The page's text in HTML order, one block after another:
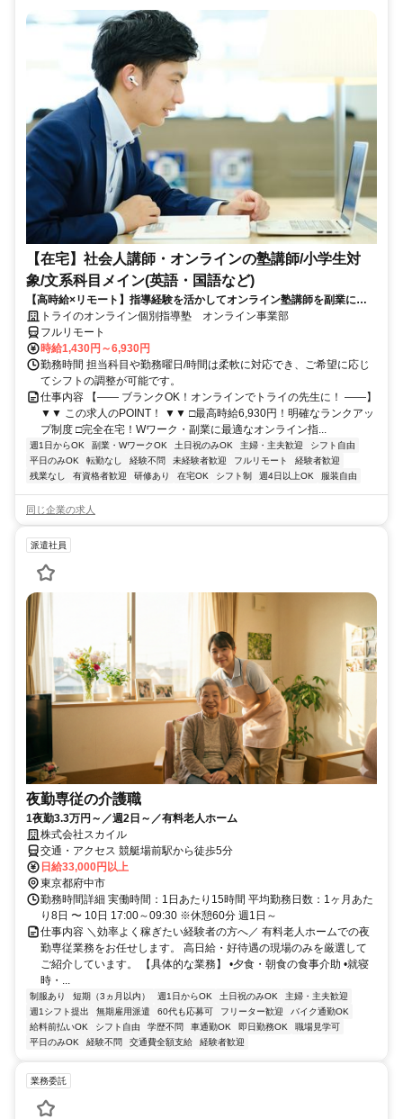
【在宅】社会人講師・オンラインの塾講師/小学生対
象/文系科目メイン(英語・国語など)
【高時給×リモート】指導経験を活かしてオンライン塾講師を副業に！
週1～OK！
トライのオンライン個別指導塾 オンライン事業部
フルリモート
時給1,430円～6,930円
勤務時間 担当科目や勤務曜日/時間は柔軟に対応でき、ご希望に応じ
てシフトの調整が可能です。
仕事内容 【―― ブランクOK！オンラインでトライの先生に！ ――】
▼▼ この求人のPOINT！ ▼▼ □最高時給6,930円！明確なランクアッ
プ制度 □完全在宅！Wワーク・副業に最適なオンライン指...
週1日からOK 副業・WワークOK 土日祝のみOK 主婦・主夫歓迎
シフト自由
平日のみOK
転勤なし 経験不問 未経験者歓迎 フルリモート
経験者歓迎
残業なし
有資格者歓迎 研修あり 在宅OK シフト制 週4日以上OK 服装自由
同じ企業の求人
派遣社員
夜勤専従の介護職
1夜勤3.3万円～／週2日～／有料老人ホーム
株式会社スカイル
交通・アクセス 競艇場前駅から徒歩5分
日給33,000円以上
東京都府中市
勤務時間詳細 実働時間：1日あたり15時間 平均勤務日数：1ヶ月あた
り8日 〜 10日 17:00～09:30 ※休憩60分 週1日～
仕事内容 ＼効率よく稼ぎたい経験者の方へ／ 有料老人ホームでの夜
勤専従業務をお任せします。 高日給・好待遇の現場のみを厳選して
ご紹介しています。 【具体的な業務】 •夕食・朝食の食事介助 •就寝
時・...
制服あり 短期（3ヵ月以内） 週1日からOK 土日祝のみOK
主婦・主夫歓迎
週1シフト提出
無期雇用派遣 60代も応募可 フリーター歓迎
バイク通勤OK
給料前払いOK
シフト自由 学歴不問 車通勤OK 即日勤務OK
職場見学可
平日のみOK
経験不問 交通費全額支給 経験者歓迎
業務委託